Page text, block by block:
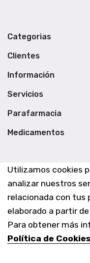
Utilizamos cookies
analizar nuestros
relacionada con tus
elaborado a partir
Para obtener más
Política de Cookies
Categorias
Clientes
Información
Servicios
Parafarmacia
Medicamentos